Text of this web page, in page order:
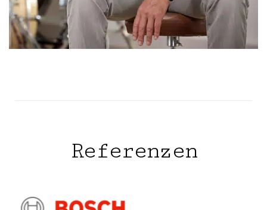
Referenzen